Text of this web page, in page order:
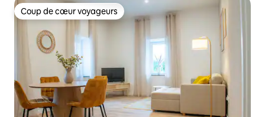
Coup de cœur voyageurs
Coup de cœur voyageurs